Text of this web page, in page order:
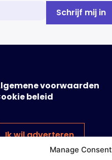
Manage Consent
voorwaarden
beleid
Ik wil adverteren